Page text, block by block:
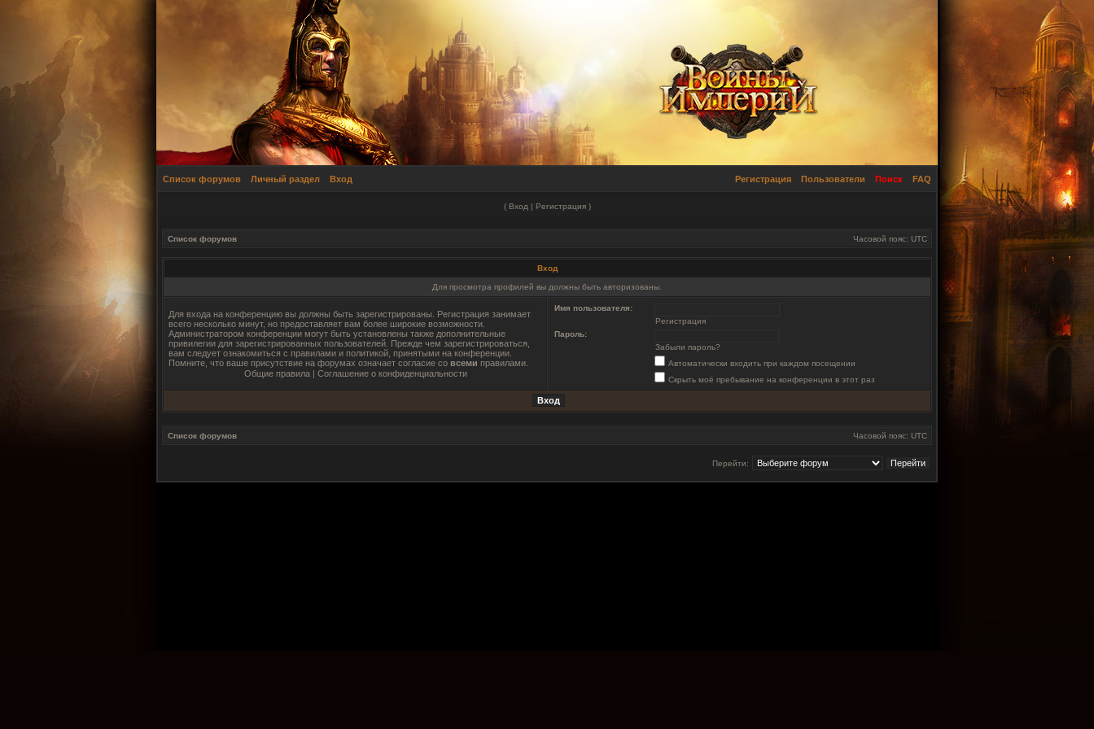
Список форумов Личный раздел Вход FAQ
Поиск
Пользователи
Регистрация
( Вход | Регистрация)
Список форумов Часовой пояс: UTC
Вход
Для просмотра профилей вы должны быть авторизованы.
Для входа на конференцию вы должны быть зарегистрированы. Регистрация занимает
всего несколько минут, но предоставляет вам более широкие возможности.
Администратором конференции могут быть установлены также дополнительные
привилегии для зарегистрированных пользователей. Прежде чем зарегистрироваться,
вам следует ознакомиться с правилами и политикой, принятыми на конференции.
Помните, что ваше присутствие на форумах означает согласие со всеми правилами.
Общие правила| Соглашение о конфиденциальности
Имя пользователя:
Регистрация
Пароль:
Забыли пароль?
Автоматически входить при каждом посещении
Скрыть моё пребывание на конференции в этот раз
Список форумов Часовой пояс: UTC
Перейти: